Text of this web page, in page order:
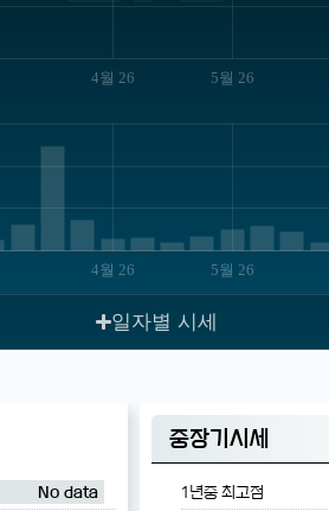
4월 26 5월 26
4월 26 5월 26
일자별 시세
No data
중장기시세
1년중 최고점